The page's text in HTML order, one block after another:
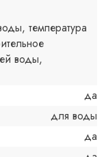
температура
воды,
да
для воды
да